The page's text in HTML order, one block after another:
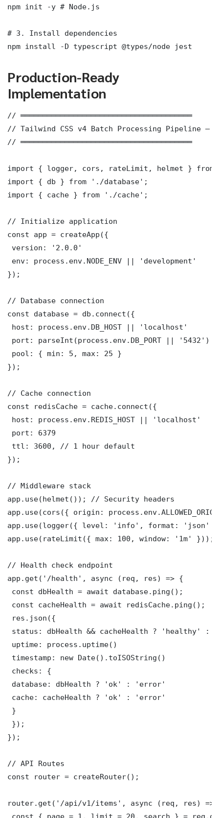
npm init -y # Node.js
# 3. Install dependencies
npm install -D typescript @types/node jest
Production-Ready
Implementation
// ═══════════════════════════════════════
// Tailwind CSS v4 Batch Processing Pipeline —
// ═══════════════════════════════════════
import { logger, cors, rateLimit, helmet } from
import { db } from './database';
import { cache } from './cache';
// Initialize application
const app = createApp({
version: '2.0.0'
env: process.env.NODE_ENV || 'development'
});
// Database connection
const database = db.connect({
host: process.env.DB_HOST || 'localhost'
port: parseInt(process.env.DB_PORT || '5432')
pool: { min: 5, max: 25 }
});
// Cache connection
const redisCache = cache.connect({
host: process.env.REDIS_HOST || 'localhost'
port: 6379
ttl: 3600, // 1 hour default
});
// Middleware stack
app.use(helmet()); // Security headers
app.use(cors({ origin:
app.use(logger({ level: 'info', format: 'json'
app.use(rateLimit({ max: 100, window: '1m' }));
// Health check endpoint
app.get('/health', async (req, res) => {
const dbHealth = await database.ping();
const cacheHealth = await redisCache.ping();
res.json({
status: dbHealth && cacheHealth ? 'healthy' :
uptime: process.uptime()
timestamp: new Date().toISOString()
checks: {
database: dbHealth ? 'ok' : 'error'
cache: cacheHealth ? 'ok' : 'error'
}
});
});
// API Routes
const router = createRouter();
router.get('/api/v1/items', async (req, res) =>